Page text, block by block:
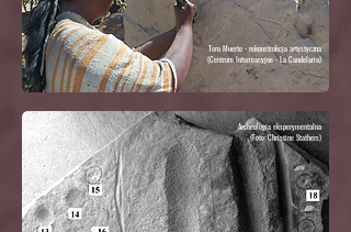
Toro Muerto - rekonstrukcja artystyczna
(Centrum Informacyjne - La Candelaria)
Archeologia eksperymentalna
(Foto: Christine Stathers)